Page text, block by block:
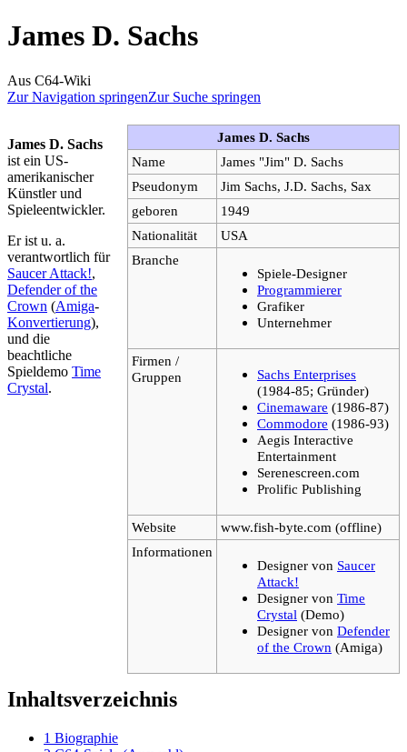
James D. Sachs
Aus C64-Wiki
Zur Navigation springenZur Suche springen
James D. Sachs
Name
James "Jim" D. Sachs
Pseudonym
Jim Sachs, J.D. Sachs, Sax
geboren
1949
Nationalität
USA
Branche
Spiele-Designer
Programmierer
Grafiker
Unternehmer
Firmen /
Gruppen
Sachs Enterprises
(1984-85; Gründer)
Cinemaware (1986-87)
Commodore (1986-93)
Aegis Interactive
Entertainment
Serenescreen.com
Prolific Publishing
Website
www.fish-byte.com (offline)
Informationen
Designer von Saucer
Attack!
Designer von Time
Crystal (Demo)
Designer von Defender
of the Crown (Amiga)
James D. Sachs
ist ein US-
amerikanischer
Künstler und
Spieleentwickler.
Er ist u. a.
verantwortlich für
Saucer Attack!,
Defender of the
Crown (Amiga-
Konvertierung),
und die
beachtliche
Spieldemo Time
Crystal.
Inhaltsverzeichnis
1 Biographie